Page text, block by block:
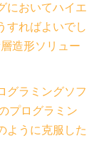
においてハイエ
すればよいでし
造形ソリュー
グラミングソフ
プログラミン
ように克服した